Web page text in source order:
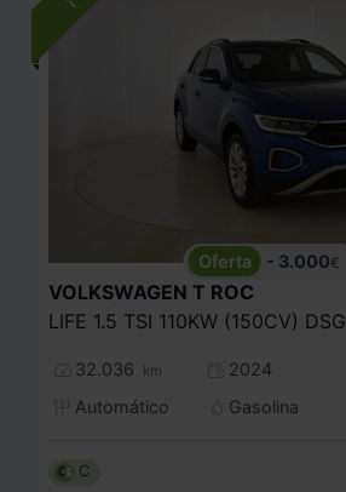
- 3.000€
VOLKSWAGEN T ROC
LIFE 1.5 TSI 110KW (150CV) DSG
32.036 km
2024
Automático
Gasolina
C